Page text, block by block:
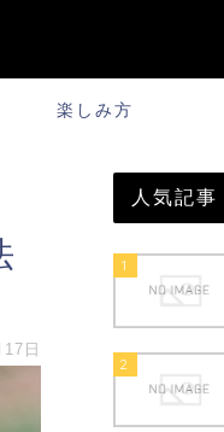
楽しみ方
日
人気記事
1
2